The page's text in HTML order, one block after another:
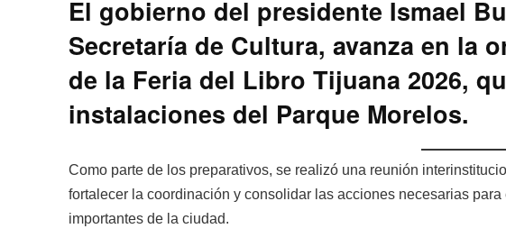
El gobierno del presidente Ismael
Secretaría de Cultura, avanza en la
de la Feria del Libro Tijuana 2026,
instalaciones del Parque Morelos.
Como parte de los preparativos, se realizó una reunión
fortalecer la coordinación y consolidar las acciones necesarias
importantes de la ciudad.